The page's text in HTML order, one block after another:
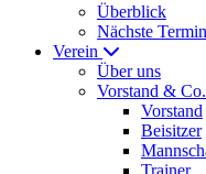
Überblick
Nächste
Verein
Über uns
Vorstand & Co.
Vorstand
Beisitzer
Trainer